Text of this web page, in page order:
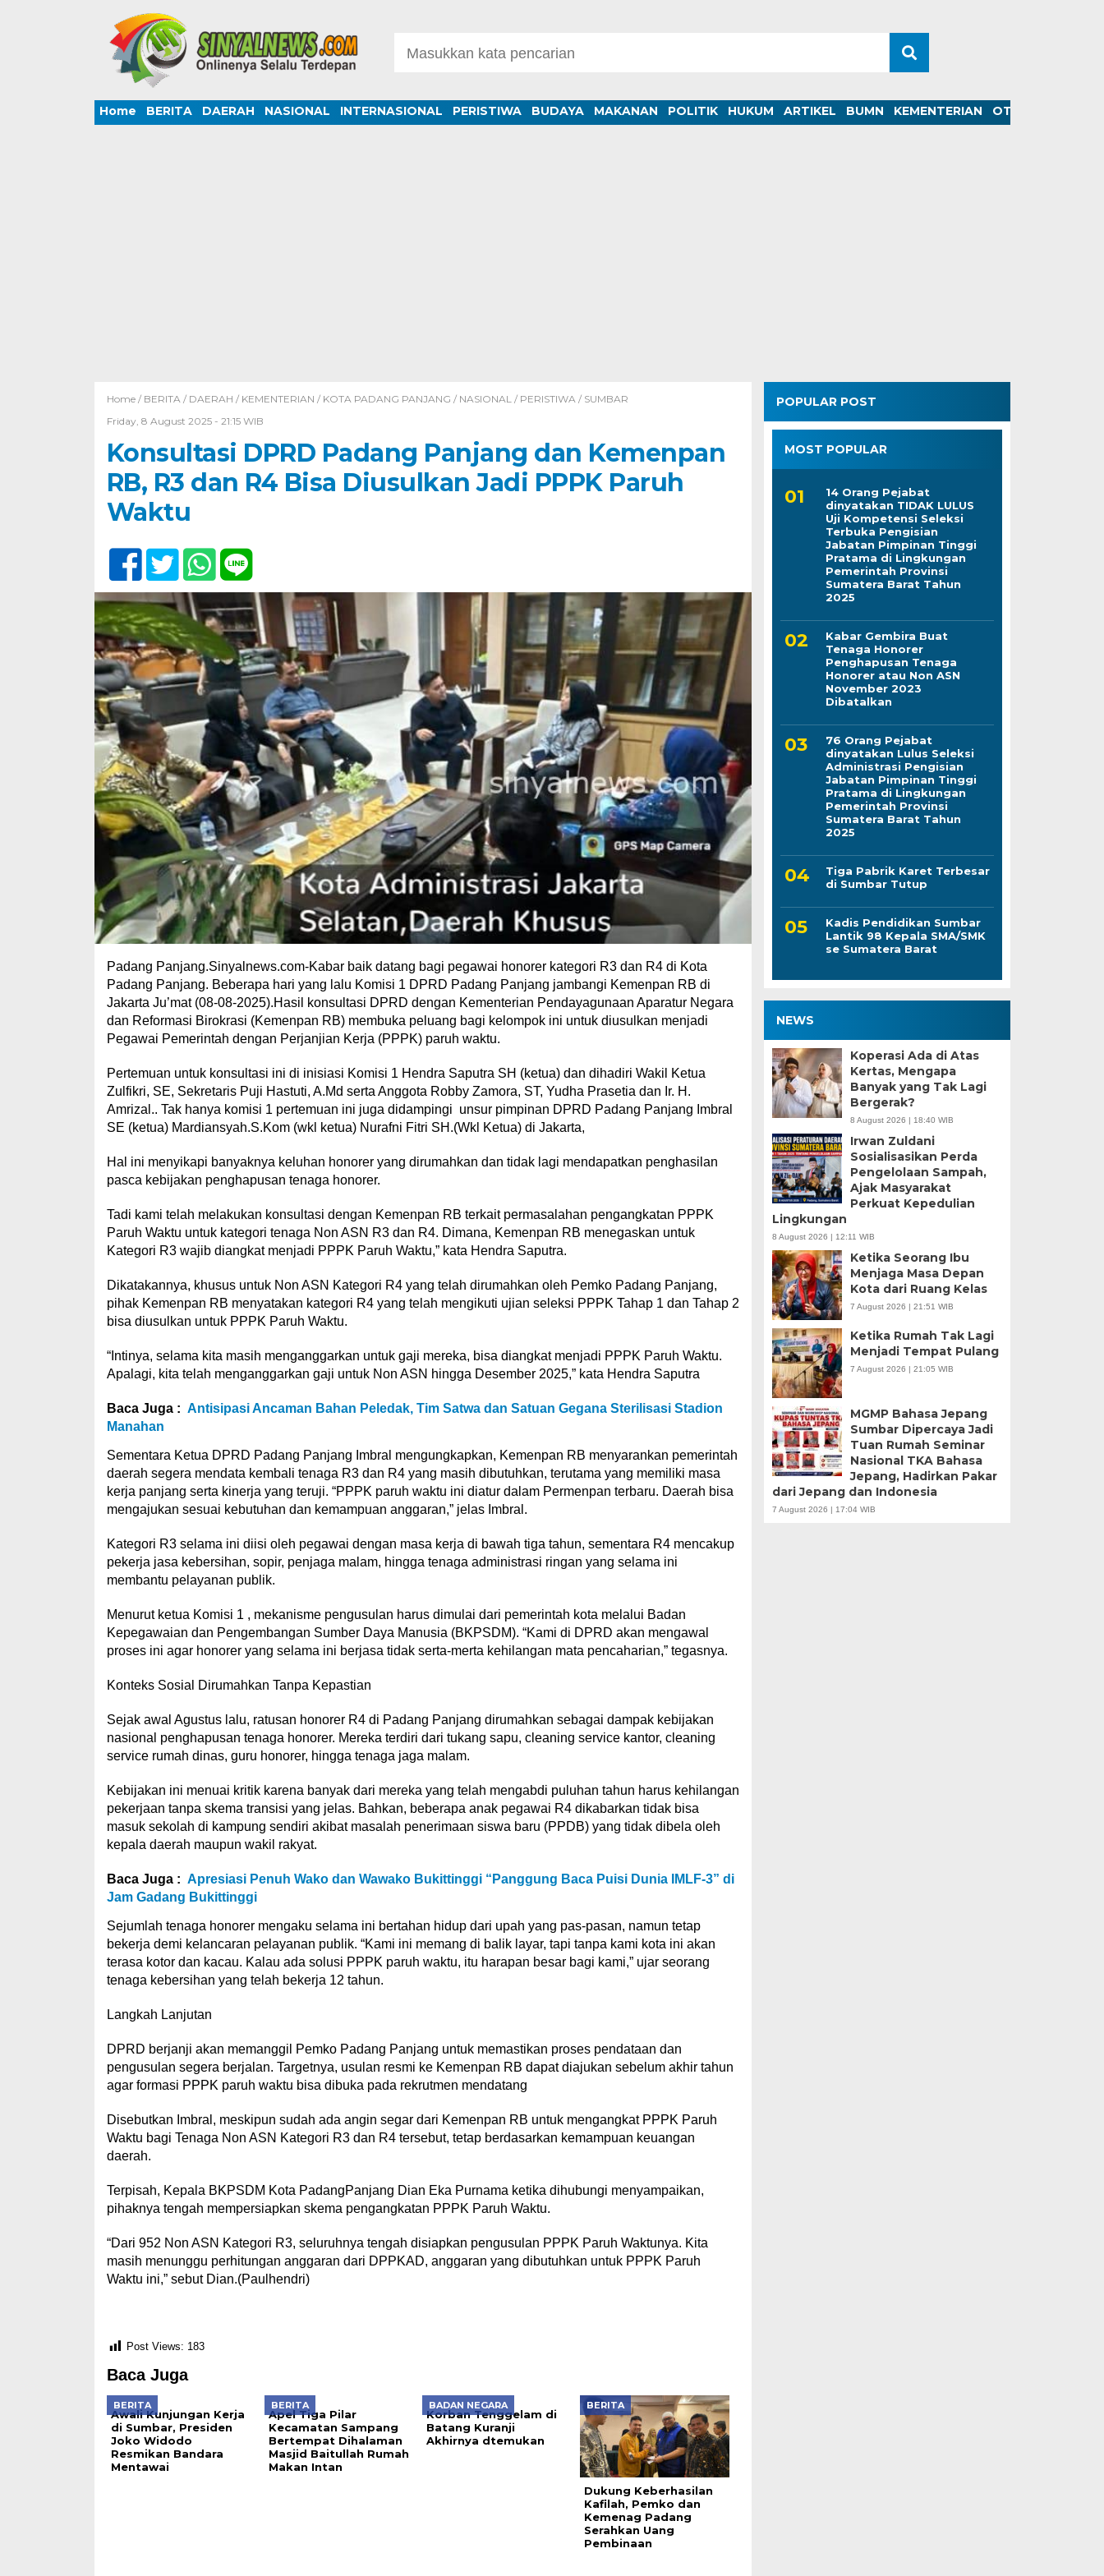
Home BERITA DAERAH NASIONAL INTERNASIONAL PERISTIWA BUDAYA MAKANAN POLITIK HUKUM ARTIKEL BUMN KEMENTERIAN OTOMOTIF
Home / BERITA/ DAERAH / KEMENTERIAN / KOTA PADANG PANJANG / NASIONAL/ PERISTIWA/ SUMBAR
Friday, 8 August 2025 - 21:15 WIB
Konsultasi DPRD Padang Panjang dan Kemenpan
RB, R3 dan R4 Bisa Diusulkan Jadi PPPK Paruh
Waktu
Padang Panjang.Sinyalnews.com-Kabar baik datang bagi pegawai honorer kategori R3 dan R4 di Kota
Padang Panjang. Beberapa hari yang lalu Komisi 1 DPRD Padang Panjang jambangi Kemenpan RB di
Jakarta Ju’mat (08-08-2025).Hasil konsultasi DPRD dengan Kementerian Pendayagunaan Aparatur Negara
dan Reformasi Birokrasi (Kemenpan RB) membuka peluang bagi kelompok ini untuk diusulkan menjadi
Pegawai Pemerintah dengan Perjanjian Kerja (PPPK) paruh waktu.
Pertemuan untuk konsultasi ini di inisiasi Komisi 1 Hendra Saputra SH (ketua) dan dihadiri Wakil Ketua
Zulfikri, SE, Sekretaris Puji Hastuti, A.Md serta Anggota Robby Zamora, ST, Yudha Prasetia dan Ir. H.
Amrizal.. Tak hanya komisi 1 pertemuan ini juga didampingi unsur pimpinan DPRD Padang Panjang Imbral
SE (ketua) Mardiansyah.S.Kom (wkl ketua) Nurafni Fitri SH.(Wkl Ketua) di Jakarta,
Hal ini menyikapi banyaknya keluhan honorer yang dirumahkan dan tidak lagi mendapatkan penghasilan
pasca kebijakan penghapusan tenaga honorer.
Tadi kami telah melakukan konsultasi dengan Kemenpan RB terkait permasalahan pengangkatan PPPK
Paruh Waktu untuk kategori tenaga Non ASN R3 dan R4. Dimana, Kemenpan RB menegaskan untuk
Kategori R3 wajib diangkat menjadi PPPK Paruh Waktu,” kata Hendra Saputra.
Dikatakannya, khusus untuk Non ASN Kategori R4 yang telah dirumahkan oleh Pemko Padang Panjang,
pihak Kemenpan RB menyatakan kategori R4 yang telah mengikuti ujian seleksi PPPK Tahap 1 dan Tahap 2
bisa diusulkan untuk PPPK Paruh Waktu.
“Intinya, selama kita masih menganggarkan untuk gaji mereka, bisa diangkat menjadi PPPK Paruh Waktu.
Apalagi, kita telah menganggarkan gaji untuk Non ASN hingga Desember 2025,” kata Hendra Saputra
Baca Juga : Antisipasi Ancaman Bahan Peledak, Tim Satwa dan Satuan Gegana Sterilisasi Stadion
Manahan
Sementara Ketua DPRD Padang Panjang Imbral mengungkapkan, Kemenpan RB menyarankan pemerintah
daerah segera mendata kembali tenaga R3 dan R4 yang masih dibutuhkan, terutama yang memiliki masa
kerja panjang serta kinerja yang teruji. “PPPK paruh waktu ini diatur dalam Permenpan terbaru. Daerah bisa
mengajukan sesuai kebutuhan dan kemampuan anggaran,” jelas Imbral.
Kategori R3 selama ini diisi oleh pegawai dengan masa kerja di bawah tiga tahun, sementara R4 mencakup
pekerja jasa kebersihan, sopir, penjaga malam, hingga tenaga administrasi ringan yang selama ini
membantu pelayanan publik.
Menurut ketua Komisi 1 , mekanisme pengusulan harus dimulai dari pemerintah kota melalui Badan
Kepegawaian dan Pengembangan Sumber Daya Manusia (BKPSDM). “Kami di DPRD akan mengawal
proses ini agar honorer yang selama ini berjasa tidak serta-merta kehilangan mata pencaharian,” tegasnya.
Konteks Sosial Dirumahkan Tanpa Kepastian
Sejak awal Agustus lalu, ratusan honorer R4 di Padang Panjang dirumahkan sebagai dampak kebijakan
nasional penghapusan tenaga honorer. Mereka terdiri dari tukang sapu, cleaning service kantor, cleaning
service rumah dinas, guru honorer, hingga tenaga jaga malam.
Kebijakan ini menuai kritik karena banyak dari mereka yang telah mengabdi puluhan tahun harus kehilangan
pekerjaan tanpa skema transisi yang jelas. Bahkan, beberapa anak pegawai R4 dikabarkan tidak bisa
masuk sekolah di kampung sendiri akibat masalah penerimaan siswa baru (PPDB) yang tidak dibela oleh
kepala daerah maupun wakil rakyat.
Baca Juga : Apresiasi Penuh Wako dan Wawako Bukittinggi “Panggung Baca Puisi Dunia IMLF-3” di
Jam Gadang Bukittinggi
Sejumlah tenaga honorer mengaku selama ini bertahan hidup dari upah yang pas-pasan, namun tetap
bekerja demi kelancaran pelayanan publik. “Kami ini memang di balik layar, tapi tanpa kami kota ini akan
terasa kotor dan kacau. Kalau ada solusi PPPK paruh waktu, itu harapan besar bagi kami,” ujar seorang
tenaga kebersihan yang telah bekerja 12 tahun.
Langkah Lanjutan
DPRD berjanji akan memanggil Pemko Padang Panjang untuk memastikan proses pendataan dan
pengusulan segera berjalan. Targetnya, usulan resmi ke Kemenpan RB dapat diajukan sebelum akhir tahun
agar formasi PPPK paruh waktu bisa dibuka pada rekrutmen mendatang
Disebutkan Imbral, meskipun sudah ada angin segar dari Kemenpan RB untuk mengangkat PPPK Paruh
Waktu bagi Tenaga Non ASN Kategori R3 dan R4 tersebut, tetap berdasarkan kemampuan keuangan
daerah.
Terpisah, Kepala BKPSDM Kota PadangPanjang Dian Eka Purnama ketika dihubungi menyampaikan,
pihaknya tengah mempersiapkan skema pengangkatan PPPK Paruh Waktu.
“Dari 952 Non ASN Kategori R3, seluruhnya tengah disiapkan pengusulan PPPK Paruh Waktunya. Kita
masih menunggu perhitungan anggaran dari DPPKAD, anggaran yang dibutuhkan untuk PPPK Paruh
Waktu ini,” sebut Dian.(Paulhendri)
Post Views: 183
Baca Juga
BERITA
Awali Kunjungan Kerja
di Sumbar, Presiden
Joko Widodo
Resmikan Bandara
Mentawai
BERITA
Apel Tiga Pilar
Kecamatan Sampang
Bertempat Dihalaman
Masjid Baitullah Rumah
Makan Intan
BADAN NEGARA
Korban Tenggelam di
Batang Kuranji
Akhirnya dtemukan
BERITA
Dukung Keberhasilan
Kafilah, Pemko dan
Kemenag Padang
Serahkan Uang
Pembinaan
POPULAR POST
MOST POPULAR
14 Orang Pejabat
dinyatakan TIDAK LULUS
Uji Kompetensi Seleksi
Terbuka Pengisian
Jabatan Pimpinan Tinggi
Pratama di Lingkungan
Pemerintah Provinsi
Sumatera Barat Tahun
2025
Kabar Gembira Buat
Tenaga Honorer
Penghapusan Tenaga
Honorer atau Non ASN
November 2023
Dibatalkan
76 Orang Pejabat
dinyatakan Lulus Seleksi
Administrasi Pengisian
Jabatan Pimpinan Tinggi
Pratama di Lingkungan
Pemerintah Provinsi
Sumatera Barat Tahun
2025
Tiga Pabrik Karet Terbesar
di Sumbar Tutup
Kadis Pendidikan Sumbar
Lantik 98 Kepala SMA/SMK
se Sumatera Barat
NEWS
Koperasi Ada di Atas
Kertas, Mengapa
Banyak yang Tak Lagi
Bergerak?
8 August 2026 | 18:40 WIB
Irwan Zuldani
Sosialisasikan Perda
Pengelolaan Sampah,
Ajak Masyarakat
Perkuat Kepedulian
Lingkungan
8 August 2026 | 12:11 WIB
Ketika Seorang Ibu
Menjaga Masa Depan
Kota dari Ruang Kelas
7 August 2026 | 21:51 WIB
Ketika Rumah Tak Lagi
Menjadi Tempat Pulang
7 August 2026 | 21:05 WIB
MGMP Bahasa Jepang
Sumbar Dipercaya Jadi
Tuan Rumah Seminar
Nasional TKA Bahasa
Jepang, Hadirkan Pakar
dari Jepang dan Indonesia
7 August 2026 | 17:04 WIB